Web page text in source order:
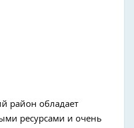
район обладает
ресурсами и очень